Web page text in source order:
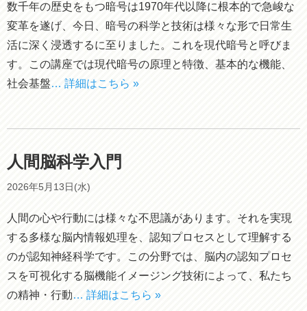
数千年の歴史をもつ暗号は1970年代以降に根本的で急峻な
変革を遂げ、今日、暗号の科学と技術は様々な形で日常生
活に深く浸透するに至りました。これを現代暗号と呼びま
す。この講座では現代暗号の原理と特徴、基本的な機能、
社会基盤… 詳細はこちら »
人間脳科学入門
2026年5月13日(水)
人間の心や行動には様々な不思議があります。それを実現
する多様な脳内情報処理を、認知プロセスとして理解する
のが認知神経科学です。この分野では、脳内の認知プロセ
スを可視化する脳機能イメージング技術によって、私たち
の精神・行動… 詳細はこちら »